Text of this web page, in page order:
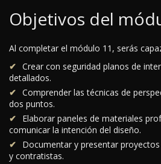
Objetivos del
Al completar el módulo 11, serás
Crear con seguridad planos de
detallados.
Comprender las técnicas de
dos puntos.
Elaborar paneles de materiales
comunicar la intención del diseño.
Documentar y presentar
y contratistas.